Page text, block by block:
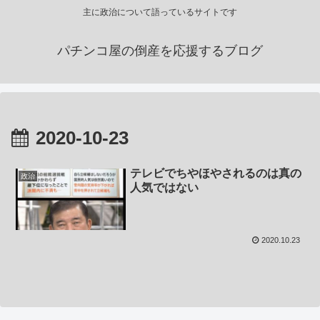
主に政治について語っているサイトです
パチンコ屋の倒産を応援するブログ
2020-10-23
政治
テレビでちやほやされるのは真の
人気ではない
2020.10.23